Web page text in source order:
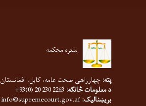
ستره محکمه
پته: چهارراهی صحت عامه، کابل، افغانستان
د معلومات څانګه: 2263 230 20 (0)93+
بریښنالیک: info@supremecourt.gov.af